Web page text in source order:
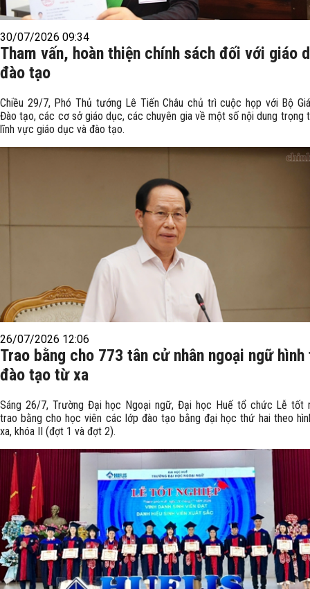
30/07/2026 09:34
Tham vấn, hoàn thiện chính sách đối với giáo
đào tạo
Chiều 29/7, Phó Thủ tướng Lê Tiến Châu chủ trì cuộc họp với Bộ
Đào tạo, các cơ sở giáo dục, các chuyên gia về một số nội dung trọng
lĩnh vực giáo dục và đào tạo.
26/07/2026 12:06
Trao bằng cho 773 tân cử nhân ngoại ngữ
đào tạo từ xa
Sáng 26/7, Trường Đại học Ngoại ngữ, Đại học Huế tổ chức Lễ tốt
trao bằng cho học viên các lớp đào tạo bằng đại học thứ hai theo
xa, khóa II (đợt 1 và đợt 2).